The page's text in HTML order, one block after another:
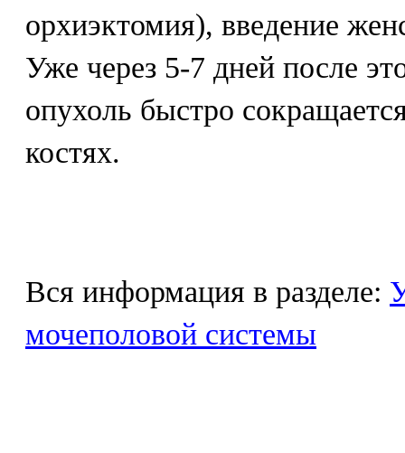
орхиэктомия), введение
Уже через 5-7 дней после
опухоль быстро
костях.
Вся информация в разделе:
мочеполовой системы